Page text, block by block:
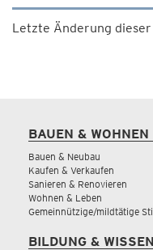
Letzte Änderung
BAUEN & WOHNEN
Bauen & Neubau
Kaufen & Verkaufen
Sanieren & Renovieren
Wohnen & Leben
Gemeinnützige/mildtätige
BILDUNG &